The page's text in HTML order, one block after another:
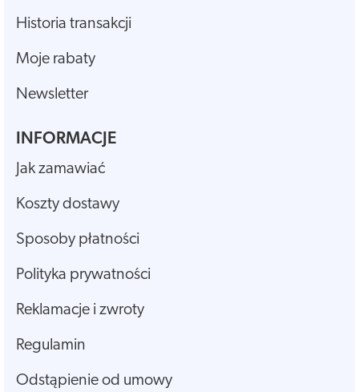
Historia transakcji
Moje rabaty
Newsletter
INFORMACJE
Jak zamawiać
Koszty dostawy
Sposoby płatności
Polityka prywatności
Reklamacje i zwroty
Regulamin
Odstąpienie od umowy